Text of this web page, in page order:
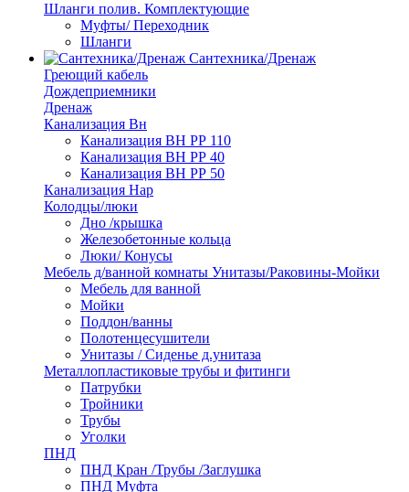
Шланги полив. Комплектующие
Муфты/ Переходник
Шланги
Сантехника/Дренаж
Греющий кабель
Дождеприемники
Дренаж
Канализация Вн
Канализация ВН РР 110
Канализация ВН РР 40
Канализация ВН РР 50
Канализация Нар
Колодцы/люки
Дно /крышка
Железобетонные кольца
Люки/ Конусы
Мебель д/ванной комнаты Унитазы/Раковины-Мойки
Мебель для ванной
Мойки
Поддон/ванны
Полотенцесушители
Унитазы / Сиденье д.унитаза
Металлопластиковые трубы и фитинги
Патрубки
Тройники
Трубы
Уголки
ПНД
ПНД Кран /Трубы /Заглушка
ПНД Муфта